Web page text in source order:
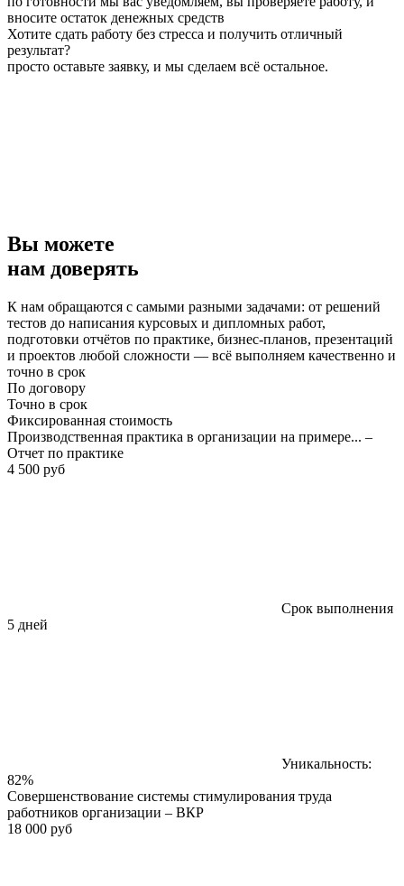
вносите остаток денежных средств
Хотите сдать работу без стресса и получить отличный
результат?
просто оставьте заявку, и мы сделаем всё остальное.
Вы можете
нам доверять
К нам обращаются с самыми разными задачами: от решений
тестов до написания курсовых и дипломных работ,
подготовки отчётов по практике, бизнес-планов, презентаций
и проектов любой сложности — всё выполняем качественно и
точно в срок
По договору
Точно в срок
Фиксированная стоимость
Производственная практика в организации на примере... –
Отчет по практике
4 500 руб
Срок выполнения
5 дней
Уникальность:
82%
Совершенствование системы стимулирования труда
работников организации – ВКР
18 000 руб